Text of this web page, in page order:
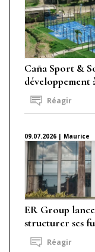
Caña Sport &
Réagir
09.07.2026 | Maurice
ER Group
structurer ses
Réagir